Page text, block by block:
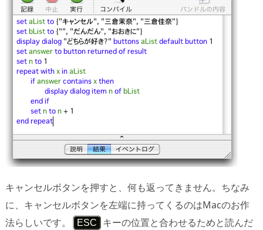
キャンセルボタンを押すと、何も返ってきません。ちなみ
に、キャンセルボタンを左端に持ってくるのはMacのお作
法らしいです。
ESC
キーの位置と合わせるためと読んだ